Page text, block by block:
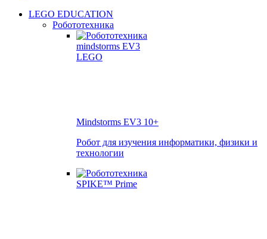
LEGO EDUCATION
Робототехника
Mindstorms EV3 10+
Робот для изучения информатики, физики и
технологии